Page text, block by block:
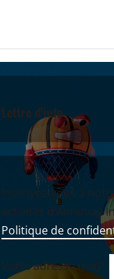
Lettre d'info
Inscrivez-vous à
activités d’Annonay
Politique de
Votre adresse mail*